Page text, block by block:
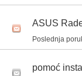
ASUS
Poslednja
pomoć